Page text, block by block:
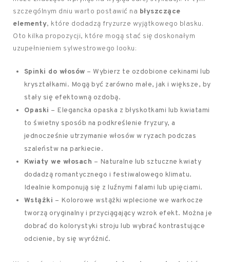
szczególnym dniu warto postawić na błyszczące
elementy, które dodadzą fryzurze wyjątkowego blasku.
Oto kilka propozycji, które mogą stać się doskonałym
uzupełnieniem sylwestrowego looku:
Spinki do włosów – Wybierz te ozdobione cekinami lub
kryształkami. Mogą być zarówno małe, jak i większe, by
stały się efektowną ozdobą.
Opaski – Elegancka opaska z błyskotkami lub kwiatami
to świetny sposób na podkreślenie fryzury, a
jednocześnie utrzymanie włosów w ryzach podczas
szaleństw na parkiecie.
Kwiaty we włosach – Naturalne lub sztuczne kwiaty
dodadzą romantycznego i festiwalowego klimatu.
Idealnie komponują się z luźnymi falami lub upięciami.
Wstążki – Kolorowe wstążki wplecione we warkocze
tworzą oryginalny i przyciągający wzrok efekt. Można je
dobrać do kolorystyki stroju lub wybrać kontrastujące
odcienie, by się wyróżnić.